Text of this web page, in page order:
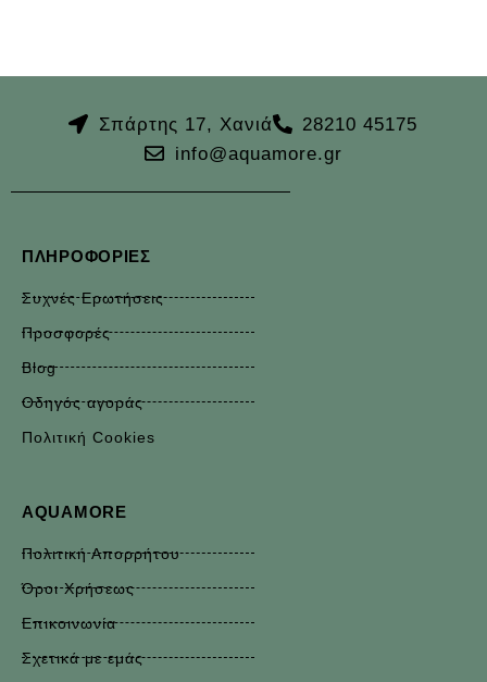
Σπάρτης 17, Χανιά
28210 45175
info@aquamore.gr
ΠΛΗΡΟΦΟΡΊΕΣ
Συχνές Ερωτήσεις
Προσφορές
Blog
Οδηγός αγοράς
Πολιτική Cookies
AQUAMORE
Πολιτική Απορρήτου
Όροι Χρήσεως
Επικοινωνία
Σχετικά με εμάς